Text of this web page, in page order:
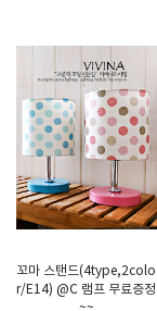
꼬마 스탠드(4type,2colo
r/E14) @C 램프 무료증정